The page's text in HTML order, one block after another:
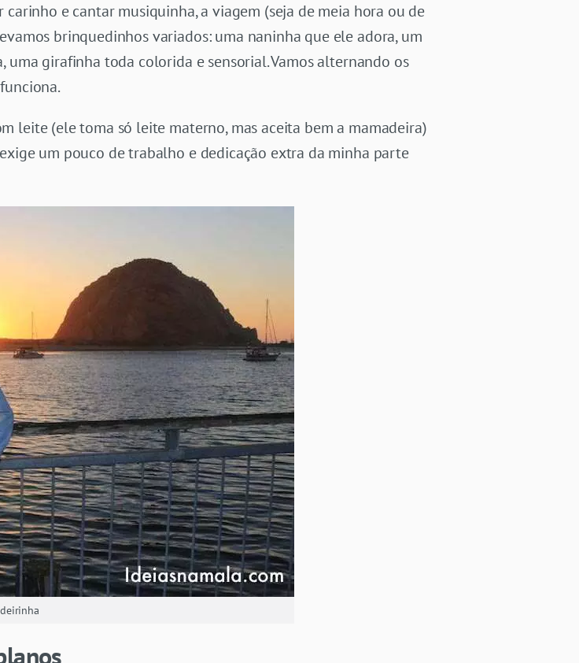
e cantar musiquinha, a viagem (seja de meia hora ou de
brinquedinhos variados: uma naninha que ele adora, um
uma girafinha toda colorida e sensorial. Vamos alternando os
leite (ele toma só leite materno, mas aceita bem a mamadeira)
um pouco de trabalho e dedicação extra da minha parte